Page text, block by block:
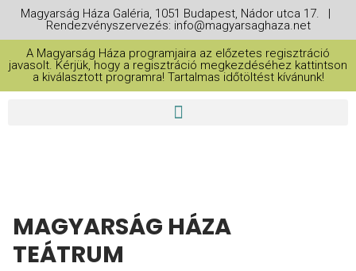
Magyarság Háza Galéria, 1051 Budapest, Nádor utca 17. |
Rendezvényszervezés: info@magyarsaghaza.net
A Magyarság Háza programjaira az előzetes regisztráció
javasolt. Kérjük, hogy a regisztráció megkezdéséhez kattintson
a kiválasztott programra! Tartalmas időtöltést kívánunk!
MAGYARSÁG HÁZA
TEÁTRUM